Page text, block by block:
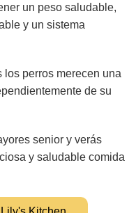
un peso saludable,
y un sistema
los perros merecen una
de su
senior y verás
y saludable comida